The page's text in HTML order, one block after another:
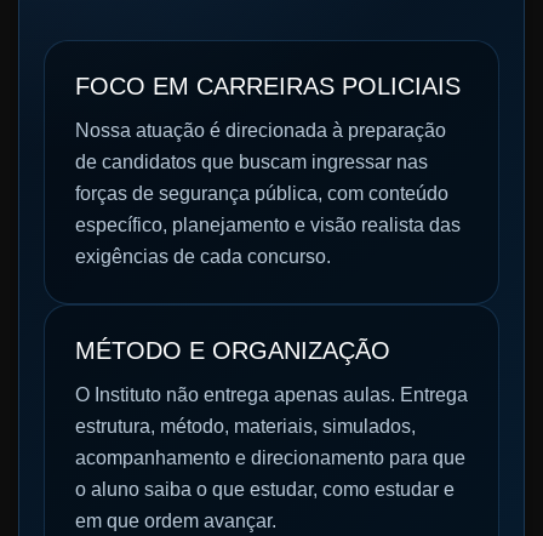
FOCO EM CARREIRAS POLICIAIS
Nossa atuação é direcionada à preparação
de candidatos que buscam ingressar nas
forças de segurança pública, com conteúdo
específico, planejamento e visão realista das
exigências de cada concurso.
MÉTODO E ORGANIZAÇÃO
O Instituto não entrega apenas aulas. Entrega
estrutura, método, materiais, simulados,
acompanhamento e direcionamento para que
o aluno saiba o que estudar, como estudar e
em que ordem avançar.